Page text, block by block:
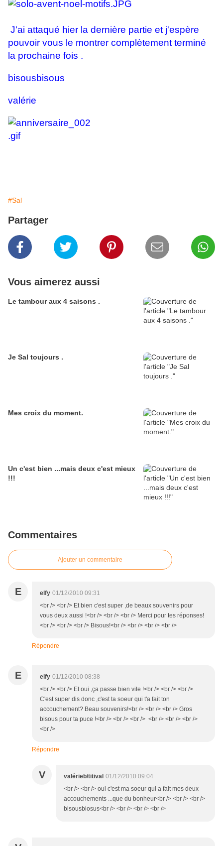
J'ai attaqué hier la dernière partie et j'espère
pouvoir vous le montrer complètement terminé
la prochaine fois .
bisousbisous
valérie
#Sal
Partager
Vous aimerez aussi
Le tambour aux 4 saisons .
Je Sal toujours .
Mes croix du moment.
Un c'est bien ...mais deux c'est mieux
!!!
Commentaires
Ajouter un commentaire
E elfy 01/12/2010 09:31
<br /> <br /> Et bien c'est super ,de beaux souvenirs pour
vous deux aussi !<br /> <br /> <br /> Merci pour tes réponses!
<br /> <br /> <br /> Bisous!<br /> <br /> <br /> <br />
Répondre
E elfy 01/12/2010 08:38
<br /> <br /> Et oui ,ça passe bien vite !<br /> <br /> <br />
C'est super dis donc ,c'est ta soeur qui t'a fait ton
accouchement? Beau souvenirs!<br /> <br /> <br /> Gros
bisous pour ta puce !<br /> <br /> <br /> <br /> <br /> <br />
<br />
Répondre
V valérieb/titival 01/12/2010 09:04
<br /> <br /> oui c'est ma soeur qui a fait mes deux
accouchements ...que du bonheur<br /> <br /> <br />
bisousbiosus<br /> <br /> <br /> <br />